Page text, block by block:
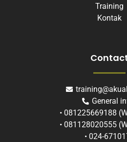
Training
Kontak
General
• 081225669188
• 081128020555
• 024-